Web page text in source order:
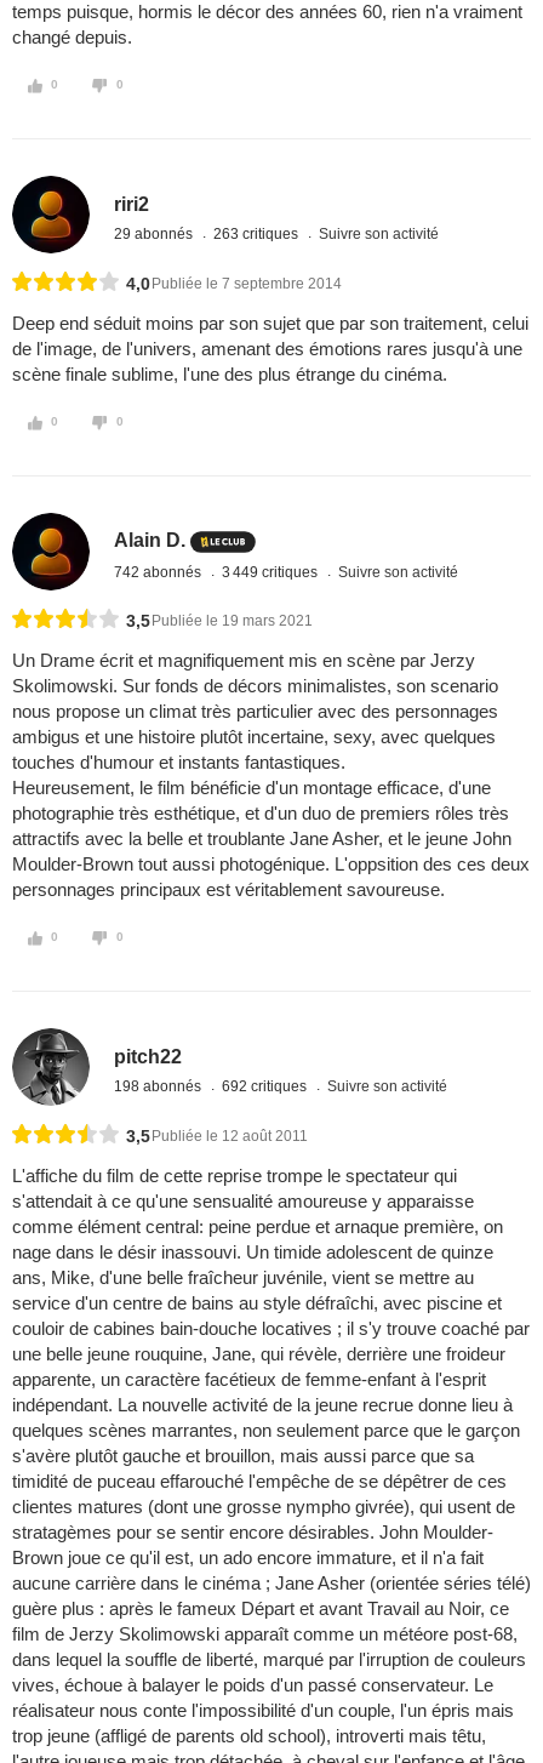
temps puisque, hormis le décor des années 60, rien n'a vraiment
changé depuis.
0 0
riri2
29 abonnés 263 critiques Suivre son activité
4,0 Publiée le 7 septembre 2014
Deep end séduit moins par son sujet que par son traitement, celui
de l'image, de l'univers, amenant des émotions rares jusqu'à une
scène finale sublime, l'une des plus étrange du cinéma.
0 0
Alain D.
742 abonnés 3 449 critiques Suivre son activité
3,5 Publiée le 19 mars 2021
Un Drame écrit et magnifiquement mis en scène par Jerzy
Skolimowski. Sur fonds de décors minimalistes, son scenario
nous propose un climat très particulier avec des personnages
ambigus et une histoire plutôt incertaine, sexy, avec quelques
touches d'humour et instants fantastiques.
Heureusement, le film bénéficie d'un montage efficace, d'une
photographie très esthétique, et d'un duo de premiers rôles très
attractifs avec la belle et troublante Jane Asher, et le jeune John
Moulder-Brown tout aussi photogénique. L'oppsition des ces deux
personnages principaux est véritablement savoureuse.
0 0
pitch22
198 abonnés 692 critiques Suivre son activité
3,5 Publiée le 12 août 2011
L'affiche du film de cette reprise trompe le spectateur qui
s'attendait à ce qu'une sensualité amoureuse y apparaisse
comme élément central: peine perdue et arnaque première, on
nage dans le désir inassouvi. Un timide adolescent de quinze
ans, Mike, d'une belle fraîcheur juvénile, vient se mettre au
service d'un centre de bains au style défraîchi, avec piscine et
couloir de cabines bain-douche locatives ; il s'y trouve coaché par
une belle jeune rouquine, Jane, qui révèle, derrière une froideur
apparente, un caractère facétieux de femme-enfant à l'esprit
indépendant. La nouvelle activité de la jeune recrue donne lieu à
quelques scènes marrantes, non seulement parce que le garçon
s'avère plutôt gauche et brouillon, mais aussi parce que sa
timidité de puceau effarouché l'empêche de se dépêtrer de ces
clientes matures (dont une grosse nympho givrée), qui usent de
stratagèmes pour se sentir encore désirables. John Moulder-
Brown joue ce qu'il est, un ado encore immature, et il n'a fait
aucune carrière dans le cinéma ; Jane Asher (orientée séries télé)
guère plus : après le fameux Départ et avant Travail au Noir, ce
film de Jerzy Skolimowski apparaît comme un météore post-68,
dans lequel la souffle de liberté, marqué par l'irruption de couleurs
vives, échoue à balayer le poids d'un passé conservateur. Le
réalisateur nous conte l'impossibilité d'un couple, l'un épris mais
trop jeune (affligé de parents old school), introverti mais têtu,